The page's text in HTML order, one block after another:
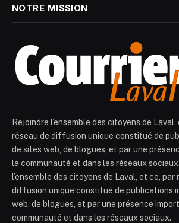
NOTRE MISSION
Rejoindre l’ensemble des citoyens de
réseau de diffusion unique constitué de
de sites web, de blogues, et par une
la communauté et dans les réseaux
l’ensemble des citoyens de Laval, et ce, par
diffusion unique constitué de publications
web, de blogues, et par une présence
communauté et dans les réseaux sociaux.